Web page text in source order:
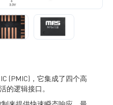
(PMIC)，它集成了四个高
的逻辑接口。